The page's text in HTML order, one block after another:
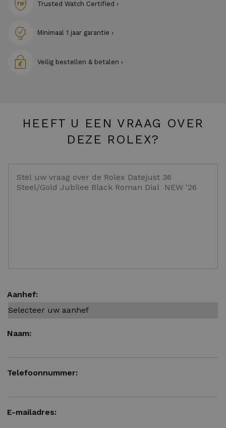
Trusted Watch Certified ›
Minimaal 1 jaar garantie ›
Veilig bestellen & betalen ›
HEEFT U EEN VRAAG OVER
DEZE ROLEX?
Aanhef:
Naam:
Telefoonnummer:
E-mailadres: